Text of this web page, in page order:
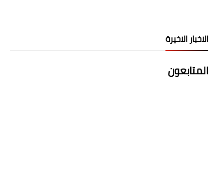
الاخبار الاخيرة
المتابعون